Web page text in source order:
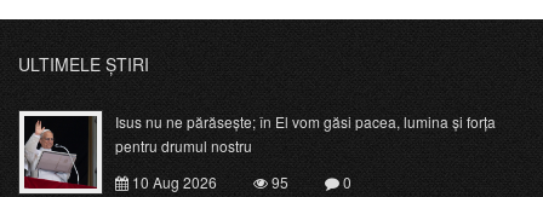
ULTIMELE ȘTIRI
Isus nu ne părăsește; în El vom găsi pacea, lumina și forța
pentru drumul nostru
10 Aug 2026
95
0